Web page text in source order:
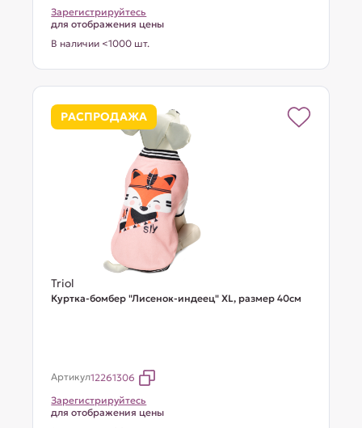
Зарегистрируйтесь
для отображения цены
В наличии <1000 шт.
РАСПРОДАЖА
Triol
Куртка-бомбер "Лисенок-индеец" XL, размер 40см
Артикул12261306
Зарегистрируйтесь
для отображения цены